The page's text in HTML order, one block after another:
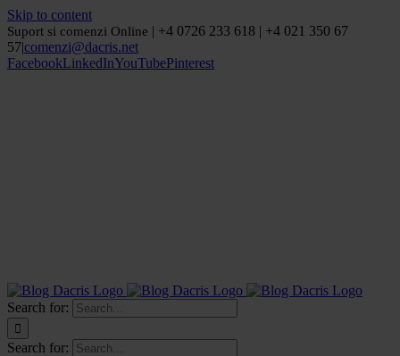
Skip to content
Suport si comenzi Online | +4 0726 233 618 | +4 021 350 67
57|comenzi@dacris.net
FacebookLinkedInYouTubePinterest
Search for:
Search for: